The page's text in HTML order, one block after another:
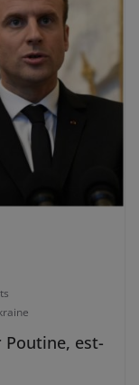
est-